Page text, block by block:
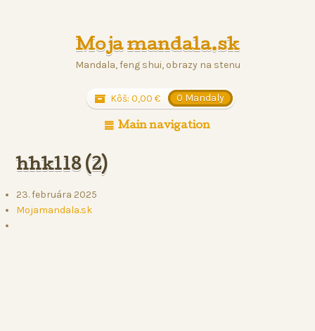
Moja mandala.sk
Mandala, feng shui, obrazy na stenu
Kôš: 0,00€ 0 Mandaly
Main navigation
hhkl18 (2)
23. februára 2025
Mojamandala.sk